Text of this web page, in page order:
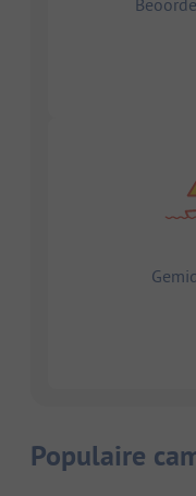
Populaire